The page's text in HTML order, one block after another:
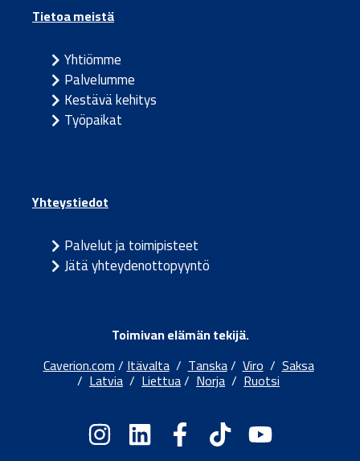
Tietoa meistä
Yhtiömme
Palvelumme
Kestävä kehitys
Työpaikat
Yhteystiedot
Palvelut ja toimipisteet
Jätä yhteydenottopyyntö
Toimivan elämän tekijä.
Caverion.com/Itävalta/Tanska/Viro/Saksa
/ Latvia / Liettua/ Norja / Ruotsi